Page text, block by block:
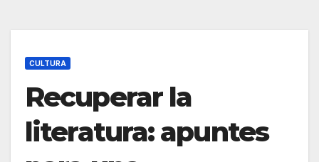
CULTURA
Recuperar la
literatura: apuntes